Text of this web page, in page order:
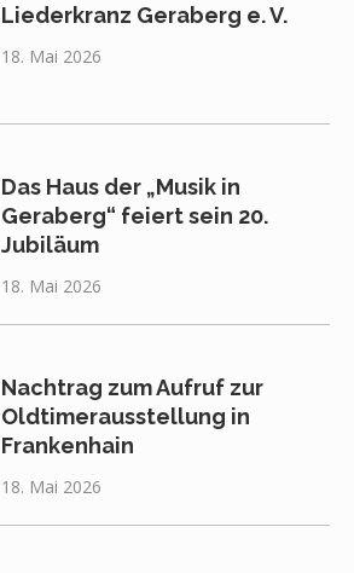
Liederkranz Geraberg e. V.
18. Mai 2026
Das Haus der „Musik in
Geraberg“ feiert sein 20.
Jubiläum
18. Mai 2026
Nachtrag zum Aufruf zur
Oldtimerausstellung in
Frankenhain
18. Mai 2026